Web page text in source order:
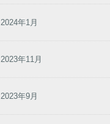
2024年1月
2023年11月
2023年9月